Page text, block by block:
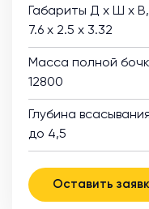
Габариты Д х Ш х
7.6 х 2.5 х 3.32
Масса полной
12800
Глубина
до 4,5
Оставить